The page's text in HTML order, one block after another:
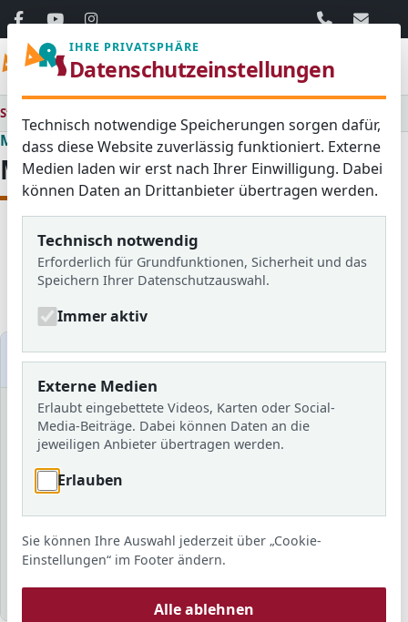
06103 / 30
Startseite
Medienraum
Medienraum
Alle Aktuelles
Bildergalerien
Schulzeitung
Medien filtern
Schuljahr
Schlagwort
Sortierung Anzahl
IHRE PRIVATSPHÄRE
Datenschutzeinstellungen
Technisch notwendige Speicherungen sorgen dafür,
dass diese Website zuverlässig funktioniert. Externe
Medien laden wir erst nach Ihrer Einwilligung. Dabei
können Daten an Drittanbieter übertragen werden.
Technisch notwendig
Erforderlich für Grundfunktionen, Sicherheit und das
Speichern Ihrer Datenschutzauswahl.
Immer aktiv
Externe Medien
Erlaubt eingebettete Videos, Karten oder Social-
Media-Beiträge. Dabei können Daten an die
jeweiligen Anbieter übertragen werden.
Erlauben
Sie können Ihre Auswahl jederzeit über „Cookie-
Einstellungen“ im Footer ändern.
Alle ablehnen